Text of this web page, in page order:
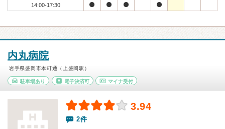
14:00-17:30
内丸病院
岩手県盛岡市本町通（上盛岡駅）
駐車場あり 電子決済可 マイナ受付
3.94
2件